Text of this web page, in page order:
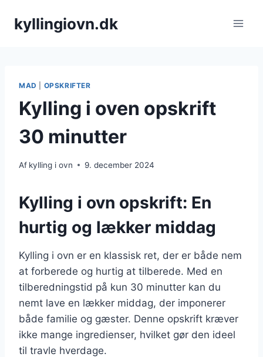
kyllingiovn.dk
MAD OPSKRIFTER
Kylling i oven opskrift
30 minutter
Af kylling i ovn 9. december 2024
Kylling i ovn opskrift: En
hurtig og lækker middag
Kylling i ovn er en klassisk ret, der er både nem
at forberede og hurtig at tilberede. Med en
tilberedningstid på kun 30 minutter kan du
nemt lave en lækker middag, der imponerer
både familie og gæster. Denne opskrift kræver
ikke mange ingredienser, hvilket gør den ideel
til travle hverdage.